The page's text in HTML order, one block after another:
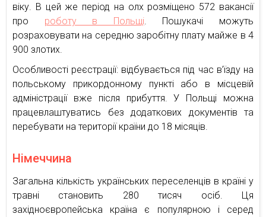
віку. В цей же період на олх розміщено 572 вакансії
про роботу в Польщі. Пошукачі можуть
розраховувати на середню заробітну плату майже в 4
900 злотих.
Особливості реєстрації: відбувається під час в’їзду на
польському прикордонному пункті або в місцевій
адміністрації вже після прибуття. У Польщі можна
працевлаштуватись без додаткових документів та
перебувати на території країни до 18 місяців.
Німеччина
Загальна кількість українських переселенців в країні у
травні становить 280 тисяч осіб. Ця
західноєвропейська країна є популярною і серед